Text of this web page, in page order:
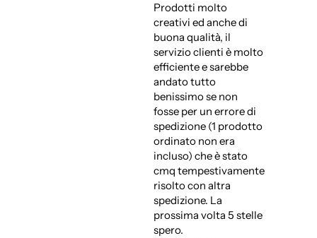
Prodotti molto
creativi ed anche di
buona qualità, il
servizio clienti è molto
efficiente e sarebbe
andato tutto
benissimo se non
fosse per un errore di
spedizione (1 prodotto
ordinato non era
incluso) che è stato
cmq tempestivamente
risolto con altra
spedizione. La
prossima volta 5 stelle
spero.